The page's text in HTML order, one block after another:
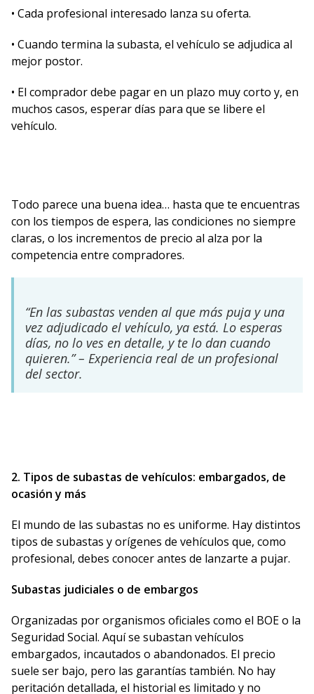
• Cada profesional interesado lanza su oferta.
• Cuando termina la subasta, el vehículo se adjudica al
mejor postor.
• El comprador debe pagar en un plazo muy corto y, en
muchos casos, esperar días para que se libere el
vehículo.
Todo parece una buena idea… hasta que te encuentras
con los tiempos de espera, las condiciones no siempre
claras, o los incrementos de precio al alza por la
competencia entre compradores.
“En las subastas venden al que más puja y una
vez adjudicado el vehículo, ya está. Lo esperas
días, no lo ves en detalle, y te lo dan cuando
quieren.” – Experiencia real de un profesional
del sector.
2. Tipos de subastas de vehículos: embargados, de
ocasión y más
El mundo de las subastas no es uniforme. Hay distintos
tipos de subastas y orígenes de vehículos que, como
profesional, debes conocer antes de lanzarte a pujar.
Subastas judiciales o de embargos
Organizadas por organismos oficiales como el BOE o la
Seguridad Social. Aquí se subastan vehículos
embargados, incautados o abandonados. El precio
suele ser bajo, pero las garantías también. No hay
peritación detallada, el historial es limitado y no